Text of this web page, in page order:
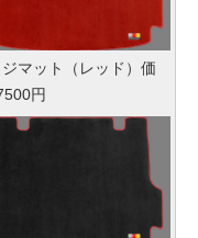
マット（レッド）価
円